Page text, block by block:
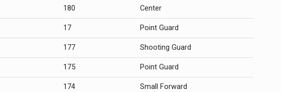
180 Center
17 Point Guard
177 Shooting Guard
175 Point Guard
174 Small Forward